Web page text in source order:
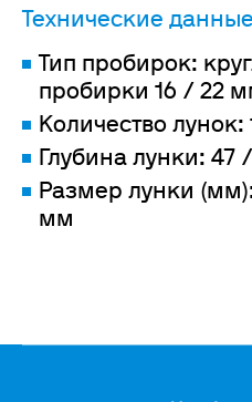
Технические данные
Тип пробирок:
пробирки 16 / 22
Количество лунок:
Глубина лунки: 47
Размер лунки
мм